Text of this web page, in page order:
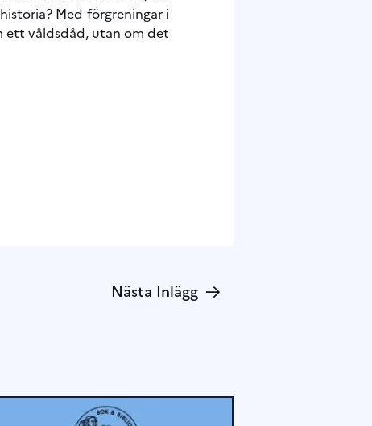
Med förgreningar i
ett våldsdåd, utan om det
Nästa Inlägg →